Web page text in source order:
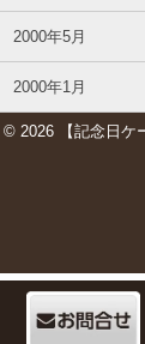
2000年5月
2000年1月
© 2026 【記念日ケ